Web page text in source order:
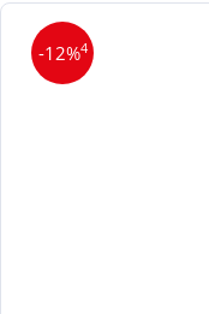
-12%4